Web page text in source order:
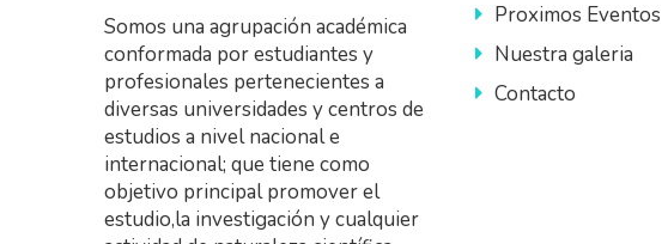
Somos una agrupación académica
conformada por estudiantes y
profesionales pertenecientes a
diversas universidades y centros de
estudios a nivel nacional e
internacional; que tiene como
objetivo principal promover el
estudio,la investigación y cualquier
Proximos Eventos
Nuestra galeria
Contacto